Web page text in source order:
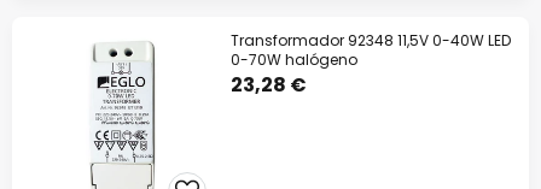
Transformador 92348 11,5V 0-40W LED
0-70W halógeno
23,28 €